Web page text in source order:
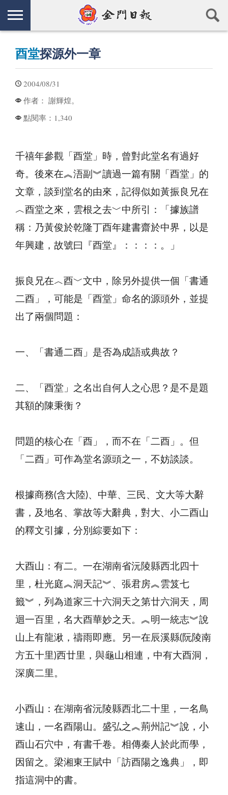
酉堂探源外一章
2004/08/31
作者： 謝輝煌。
點閱率： 1,340
千禧年參觀「酉堂」時，曾對此堂名有過好
奇。後來在︽浯副︾讀過一篇有關「酉堂」的
文章，談到堂名的由來，記得似如黃振良兄在
︿酉堂之來，雲根之去﹀中所引：「據族譜
稱：乃黃俊於乾隆丁酉年建書齋於中界，以是
年興建，故號曰『酉堂』：：：：。」
振良兄在︿酉﹀文中，除另外提供一個「書通
二酉」，可能是「酉堂」命名的源頭外，並提
出了兩個問題：
一、「書通二酉」是否為成語或典故？
二、「酉堂」之名出自何人之心思？是不是題
其額的陳秉衡？
問題的核心在「酉」，而不在「二酉」。但
「二酉」可作為堂名源頭之一，不妨談談。
根據商務(含大陸)、中華、三民、文大等大辭
書，及地名、掌故等大辭典，對大、小二酉山
的釋文引據，分別綜要如下：
大酉山：有二。一在湖南省沅陵縣西北四十
里，杜光庭︽洞天記︾、張君房︽雲笈七
籤︾，列為道家三十六洞天之第廿六洞天，周
迴一百里，名大酉華妙之天。︽明一統志︾說
山上有龍湫，禱雨即應。另一在辰溪縣(阮陵南
方五十里)西廿里，與龜山相連，中有大酉洞，
深廣二里。
小酉山：在湖南省沅陵縣西北二十里，一名鳥
速山，一名酉陽山。盛弘之︽荊州記︾說，小
酉山石穴中，有書千卷。相傳秦人於此而學，
因留之。梁湘東王賦中「訪酉陽之逸典」，即
指這洞中的書。